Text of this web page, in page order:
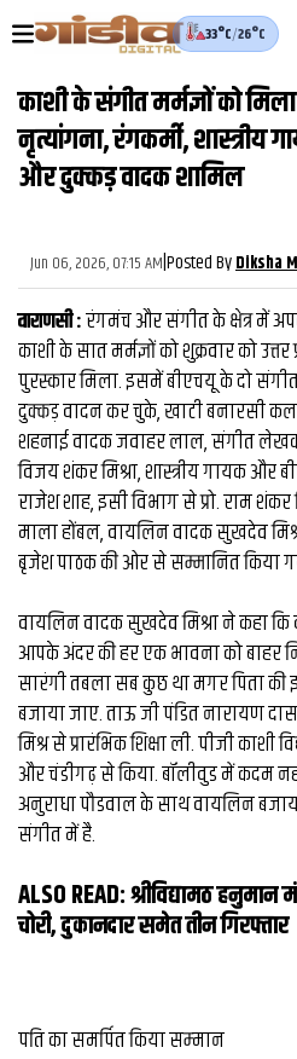
33°C/26°C
वीडियोज़
वाराणसी न्यूज़
न्यूज़
फिल्मी
साहित्य
संस्कृति
ख़ान पान और जीवनशैली
अंतरराष्ट्रीय
फैक्ट चेक
व्यापार
देश
काशी के संगीत मर्मज्ञों को
नृत्यांगना, रंगकर्मी, शास्त्रीय
और दुक्कड़ वादक शामिल
Jun 06, 2026, 07:15 AM|Posted ByDiksha
वाराणसी :रंगमंच और संगीत के क्षेत्र में
काशी के सात मर्मज्ञों को शुक्रवार को
पुरस्कार मिला. इसमें बीएचयू के दो
दुक्कड़ वादन कर चुके, खाटी बनारसी
शहनाई वादक जवाहर लाल, संगीत
विजय शंकर मिश्रा, शास्त्रीय गायक और
राजेश शाह, इसी विभाग से प्रो. राम
माला होंबल, वायलिन वादक सुखदेव
बृजेश पाठक की ओर से सम्मानित किया
वायलिन वादक सुखदेव मिश्रा ने कहा कि
आपके अंदर की हर एक भावना को बाहर
सारंगी तबला सब कुछ था मगर पिता की
बजाया जाए. ताऊ जी पंडित नारायण
मिश्र से प्रारंभिक शिक्षा ली. पीजी
और चंडीगढ़ से किया. बॉलीवुड में कदम
अनुराधा पौडवाल के साथ वायलिन
संगीत में है.
ALSO READ:श्रीविद्यामठ
चोरी, दुकानदार समेत तीन गिरफ्तार
पति का समर्पित किया सम्‍मान